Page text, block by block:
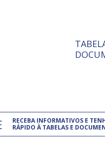
RECEBA INFORMATIVOS E
RÁPIDO À TABELAS E